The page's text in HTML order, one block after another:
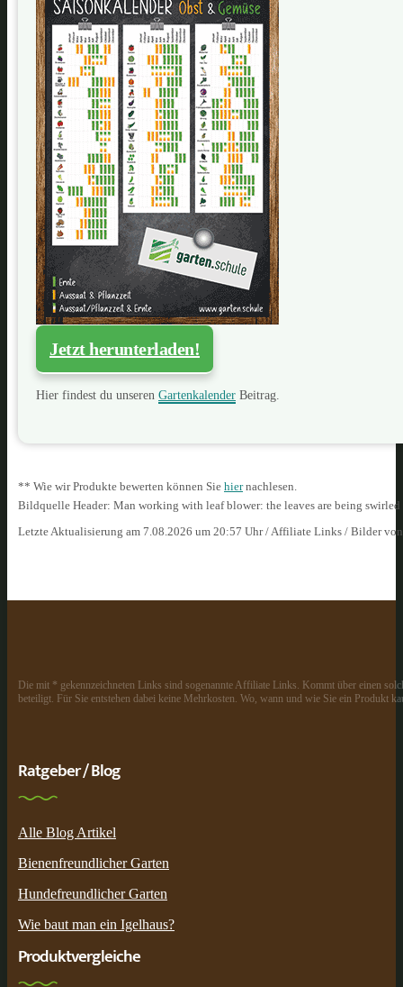
Jetzt herunterladen!
Hier findest du unseren Gartenkalender Beitrag.
** Wie wir Produkte bewerten können Sie hiernachlesen.
Bildquelle Header: Man working with leaf blower: the leaves are being
Letzte Aktualisierung am 7.08.2026 um 20:57 Uhr / Affiliate Links / Bilder
Die mit * gekennzeichneten Links sind sogenannte Affiliate Links. Kommt über einen
beteiligt. Für Sie entstehen dabei keine Mehrkosten. Wo, wann und wie Sie ein Produkt
Ratgeber / Blog
Alle Blog Artikel
Bienenfreundlicher Garten
Hundefreundlicher Garten
Wie baut man ein Igelhaus?
Produktvergleiche